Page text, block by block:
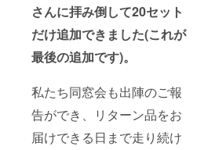
さんに拝み倒して20セット
だけ追加できました(これが
最後の追加です)。
私たち同窓会も出陣のご報
告ができ、リターン品をお
届けできる日まで走り続け